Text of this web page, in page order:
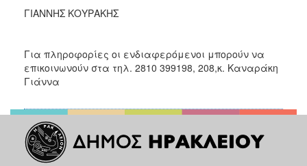
ΓΙΑΝΝΗΣ ΚΟΥΡΑΚΗΣ
Για πληροφορίες οι ενδιαφερόμενοι μπορούν να
επικοινωνούν στα τηλ. 2810 399198, 208,κ. Καναράκη
Γιάννα